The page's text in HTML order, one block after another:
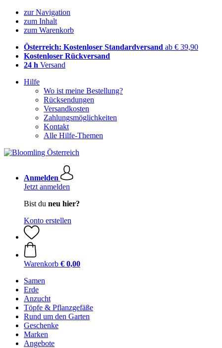
zur Navigation
zum Inhalt
zum Warenkorb
Österreich: Kostenloser Standardversand ab € 39,90
Kostenloser Rückversand
24 h Versand
Hilfe
Wo ist meine Bestellung?
Rücksendungen
Versandkosten
Zahlungsmöglichkeiten
Kontakt
Alle Hilfe-Themen
Anmelden
Jetzt anmelden
Bist du neu hier?
Konto erstellen
Warenkorb € 0,00
Samen
Erde
Anzucht
Töpfe & Pflanzgefäße
Rund um den Garten
Geschenke
Marken
Angebote